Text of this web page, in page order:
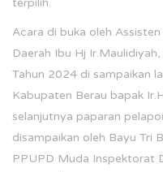
terpilih.
Acara di buka oleh
Daerah Ibu Hj
Tahun 2024 di sampaikan
Kabupaten Berau bapak
selanjutnya paparan
disampaikan oleh Bayu Tri
PPUPD Muda Inspektorat